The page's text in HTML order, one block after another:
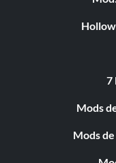
7
Mods
Mods